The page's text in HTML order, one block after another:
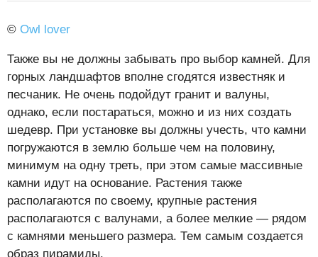
© Owl lover
Также вы не должны забывать про выбор камней. Для
горных ландшафтов вполне сгодятся известняк и
песчаник. Не очень подойдут гранит и валуны,
однако, если постараться, можно и из них создать
шедевр. При установке вы должны учесть, что камни
погружаются в землю больше чем на половину,
минимум на одну треть, при этом самые массивные
камни идут на основание. Растения также
располагаются по своему, крупные растения
располагаются с валунами, а более мелкие — рядом
с камнями меньшего размера. Тем самым создается
образ пирамиды.